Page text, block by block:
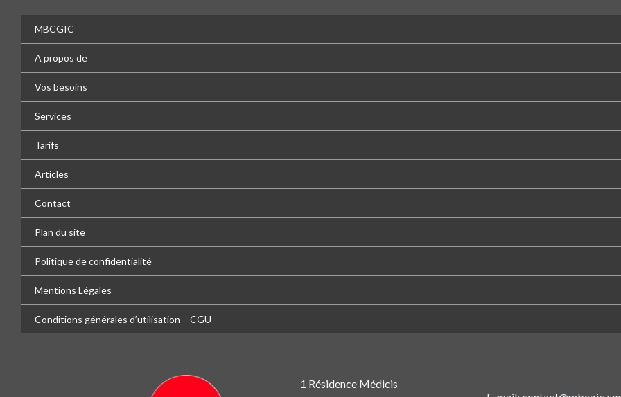
MBCGIC
A propos de
Vos besoins
Services
Tarifs
Articles
Contact
Plan du site
Politique de confidentialité
Mentions Légales
Conditions générales d’utilisation – CGU
1 Résidence Médicis